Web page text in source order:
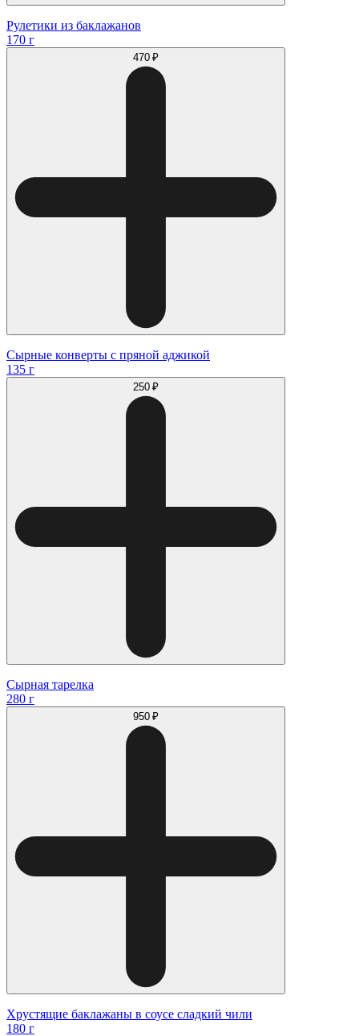
Рулетики из баклажанов
170 г
470 ₽
Сырные конверты с пряной аджикой
135 г
250 ₽
Сырная тарелка
280 г
950 ₽
Хрустящие баклажаны в соусе сладкий чили
180 г